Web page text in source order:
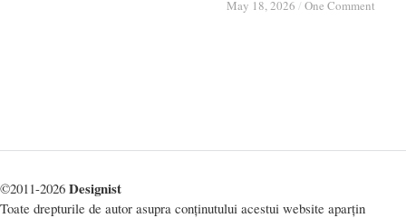
May 18, 2026 / One Comment
May 18, 2026 / One Comment
©2011-2026 Designist
Toate drepturile de autor asupra conținutului acestui website aparțin